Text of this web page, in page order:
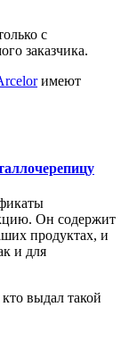
с
заказчика.
имеют
Он содержит
продуктах, и
и для
выдал такой